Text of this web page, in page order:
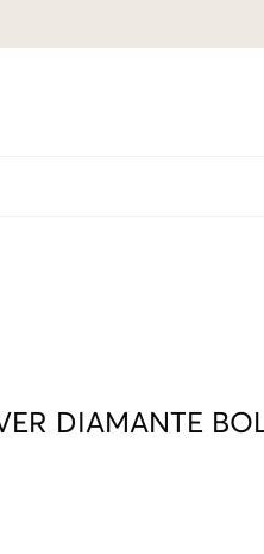
DIAMANTE